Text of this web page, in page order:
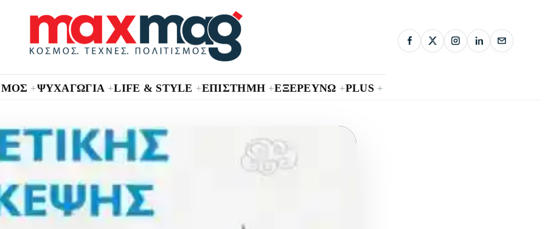
+ΨΥΧΑΓΩΓΙΑ +LIFE & STYLE +ΕΠΙΣΤΗΜΗ +ΕΞΕΡΕΥΝΩ +PLUS +